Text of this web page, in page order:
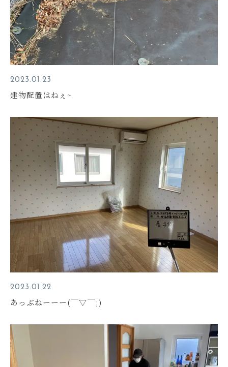
2023.01.23
建物配置はねぇ~
2023.01.22
あっぶねーーー(￣▽￣;)